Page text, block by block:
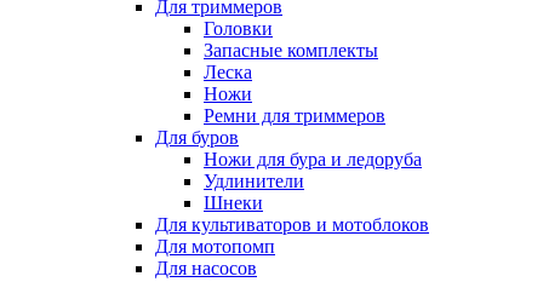
Для триммеров
Головки
Запасные комплекты
Леска
Ножи
Ремни для триммеров
Для буров
Ножи для бура и ледоруба
Удлинители
Шнеки
Для культиваторов и мотоблоков
Для мотопомп
Для насосов